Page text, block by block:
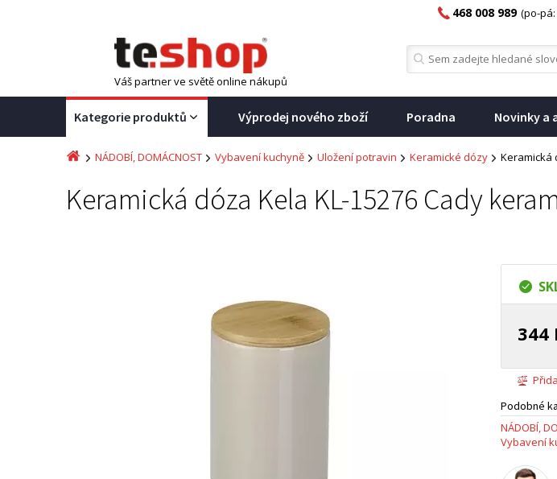
468 008 989 (po-pá:
Váš partner ve světě online nákupů
Kategorie produktů Výprodej nového zboží Poradna Novinky a
NÁDOBÍ, DOMÁCNOST Vybavení kuchyně Uložení potravin Keramické dózy Keramická
Keramická dóza Kela KL-15276 Cady
344
Podobné
NÁDOBÍ,
Vybavení